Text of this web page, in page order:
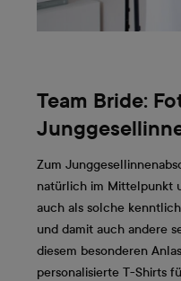
Team Bride:
Zum
natürlich im Mittelpunkt
auch als solche
und damit auch andere
diesem besonderen
personalisierte T-Shirts